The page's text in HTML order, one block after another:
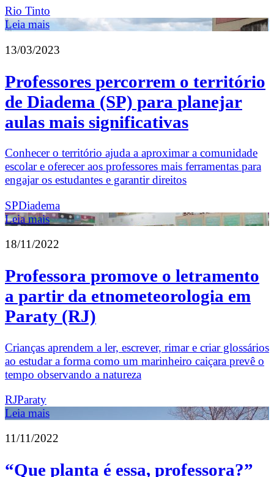
Rio Tinto
Leia mais
13/03/2023
Professores percorrem o território
de Diadema (SP) para planejar
aulas mais significativas
Conhecer o território ajuda a aproximar a comunidade
escolar e oferecer aos professores mais ferramentas para
engajar os estudantes e garantir direitos
SPDiadema
Leia mais
18/11/2022
Professora promove o letramento
a partir da etnometeorologia em
Paraty (RJ)
Crianças aprendem a ler, escrever, rimar e criar glossários
ao estudar a forma como um marinheiro caiçara prevê o
tempo observando a natureza
RJParaty
Leia mais
11/11/2022
“Que planta é essa, professora?”